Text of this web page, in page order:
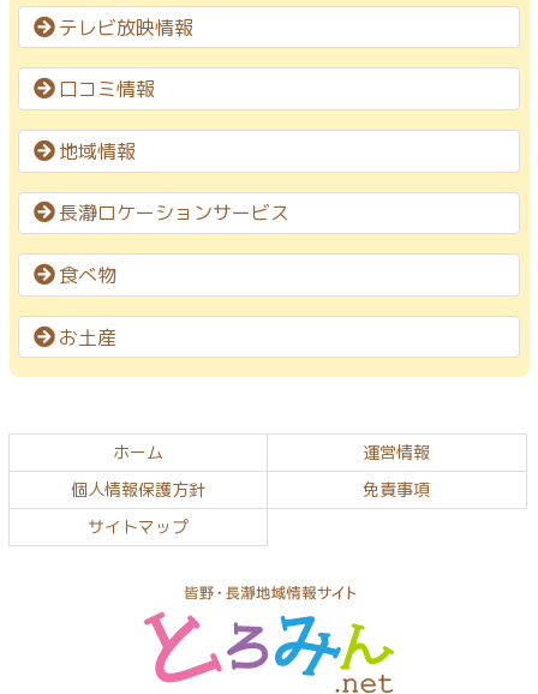
テレビ放映情報
口コミ情報
地域情報
長瀞ロケーションサービス
食べ物
お土産
ン
ツ
の
先
ホーム
運営情報
個人情報保護方針
免責事項
サイトマップ